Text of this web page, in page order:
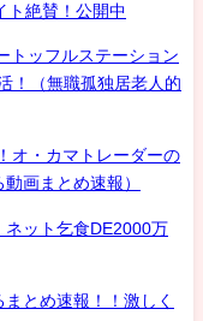
ト絶賛！公開中
トッフルステーション
！（無職孤独居老人的
オ・カマトレーダーの
画まとめ速報）
ネット乞食DE2000万
とめ速報！！激しく